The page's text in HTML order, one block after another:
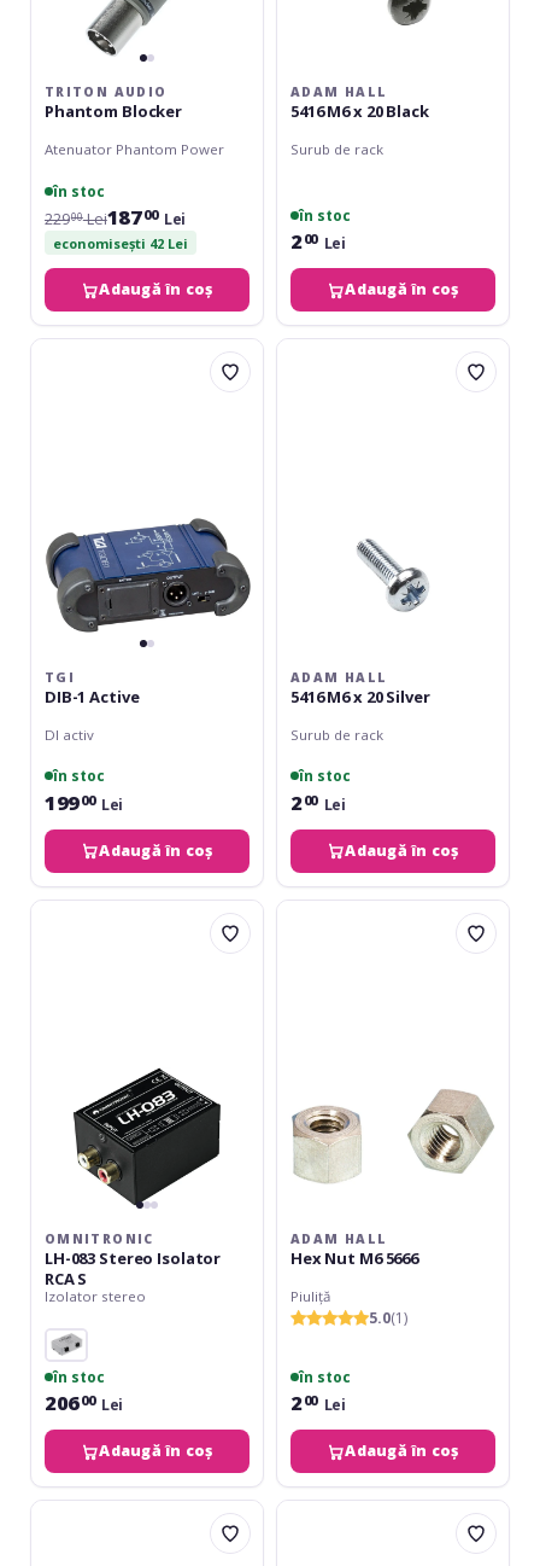
TRITON AUDIO
Phantom Blocker
Atenuator Phantom Power
în stoc
22900Lei18700 Lei
economisești 42 Lei
Adaugă în coș
ADAM HALL
5416 M6 x 20 Black
Surub de rack
în stoc
200 Lei
Adaugă în coș
TGI
TGI
DIB-1 Active
DI activ
în stoc
19900 Lei
Adaugă în coș
Adam
ADAM HALL
5416 M6 x 20 Silver
Surub de rack
în stoc
200 Lei
Adaugă în coș
Omnitronic
OMNITRONIC
LH-083 Stereo Isolator
RCA S
Izolator stereo
în stoc
20600 Lei
Adaugă în coș
Adam
ADAM HALL
Hex Nut M6 5666
Piuliță
5.0(1)
în stoc
200 Lei
Adaugă în coș
JTS
Adam